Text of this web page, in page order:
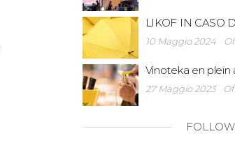
LIKOF IN CASO
10 Maggio 2024
Vinoteka en plein
27 Maggio 2023